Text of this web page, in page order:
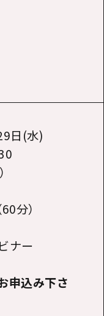
日 (水)
分）
ナー
申込み下さ